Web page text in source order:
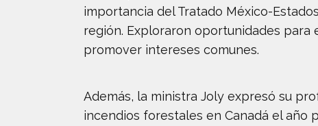
importancia del Tratado México-
región. Exploraron oportunidades
promover intereses comunes.
Además, la ministra Joly expresó su
incendios forestales en Canadá el año